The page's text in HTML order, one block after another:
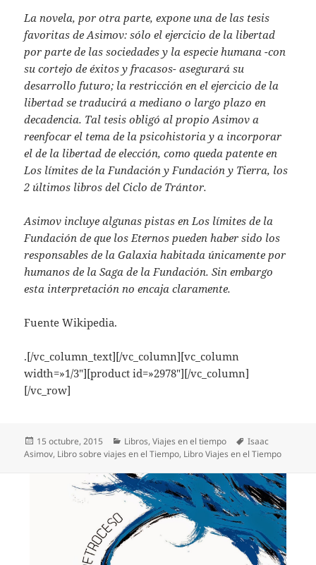
La novela, por otra parte, expone una de las tesis
favoritas de Asimov: sólo el ejercicio de la libertad
por parte de las sociedades y la especie humana -con
su cortejo de éxitos y fracasos- asegurará su
desarrollo futuro; la restricción en el ejercicio de la
libertad se traducirá a mediano o largo plazo en
decadencia. Tal tesis obligó al propio Asimov a
reenfocar el tema de la psicohistoria y a incorporar
el de la libertad de elección, como queda patente en
Los límites de la Fundación y Fundación y Tierra, los
2 últimos libros del Ciclo de Trántor.
Asimov incluye algunas pistas en Los límites de la
Fundación de que los Eternos pueden haber sido los
responsables de la Galaxia habitada únicamente por
humanos de la Saga de la Fundación. Sin embargo
esta interpretación no encaja claramente.
Fuente Wikipedia.
.[/vc_column_text][/vc_column][vc_column
width=»1/3″][product id=»2978″][/vc_column]
[/vc_row]
Publicado
el
15 octubre, 2015 Categorías
Libros,Viajes en el tiempo Etiquetas
Isaac
Asimov, Libro sobre viajes en el Tiempo, Libro Viajes en el Tiempo